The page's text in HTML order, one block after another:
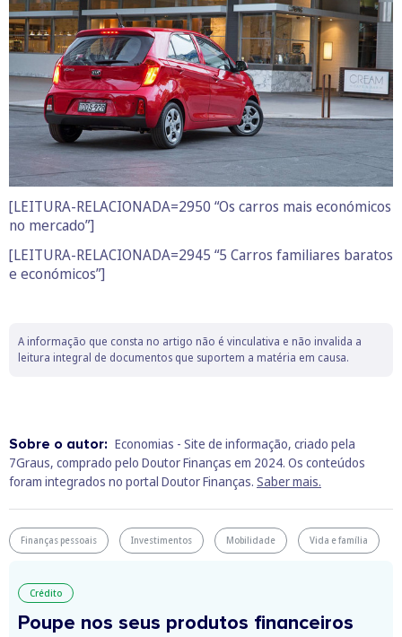
[LEITURA-RELACIONADA=2950 “Os carros mais económicos
no mercado”]
[LEITURA-RELACIONADA=2945 “5 Carros familiares baratos
e económicos”]
A informação que consta no artigo não é vinculativa e não invalida a
leitura integral de documentos que suportem a matéria em causa.
Sobre o autor: Economias - Site de informação, criado pela
7Graus, comprado pelo Doutor Finanças em 2024. Os conteúdos
foram integrados no portal Doutor Finanças. Saber mais.
Finanças pessoais Investimentos Mobilidade Vida e família
Crédito
Poupe nos seus produtos financeiros